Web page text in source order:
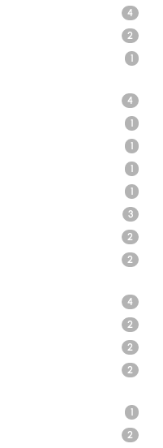
4
2
1
4
1
1
1
1
3
2
2
4
2
2
2
1
2